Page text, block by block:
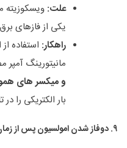
علت: ویسکوزیته
یکی از فازهای
راهکار:
مانیتورینگ آمپر
و میکسر های
بار الکتریکی را
۹.دوفاز شدن امولسیون پس از